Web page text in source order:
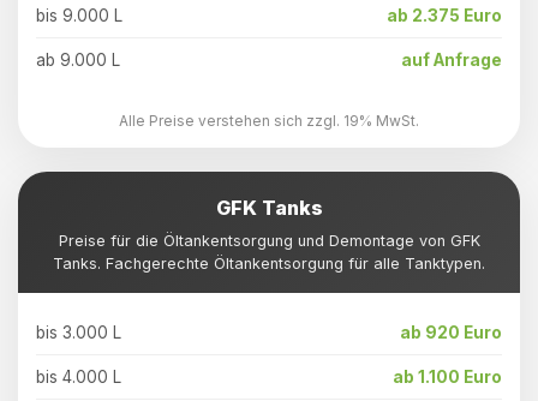
bis 9.000 L ab 2.375 Euro
ab 9.000 L auf Anfrage
Alle Preise verstehen sich zzgl. 19% MwSt.
GFK Tanks
Preise für die Öltankentsorgung und Demontage von GFK
Tanks. Fachgerechte Öltankentsorgung für alle Tanktypen.
bis 3.000 L ab 920 Euro
bis 4.000 L ab 1.100 Euro